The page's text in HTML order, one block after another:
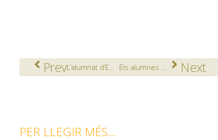
Prev L’alumnat d’ESO elabora formatge fresc per l’acció del quall Els alumnes de la família esportiva tanquen el curs amb la visita a 2 Llacs Next
PER LLEGIR MÉS...